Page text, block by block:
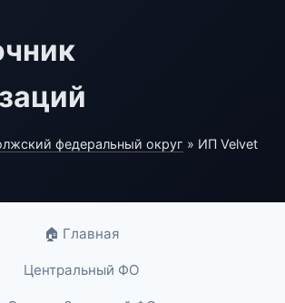
федеральный округ » ИП Velvet
🏠 Главная
Центральный ФО